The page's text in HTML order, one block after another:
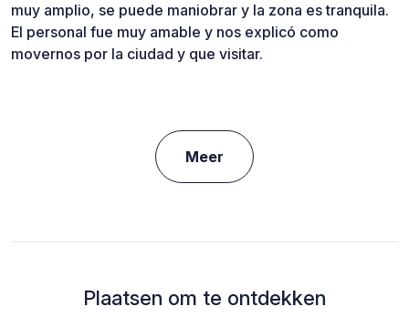
muy amplio, se puede maniobrar y la zona es tranquila.
El personal fue muy amable y nos explicó como
movernos por la ciudad y que visitar.
Meer
Plaatsen om te ontdekken